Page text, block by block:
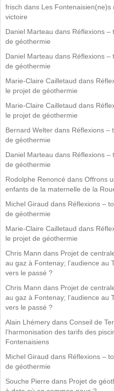
frisch dans Les
victoire
Daniel Marteau dans Réflexions –
de géothermie
Daniel Marteau dans Réflexions –
de géothermie
Marie-Claire Cailletaud dans
le projet de géothermie
Marie-Claire Cailletaud dans
le projet de géothermie
Bernard Welter dans Réflexions –
de géothermie
Daniel Marteau dans Réflexions –
de géothermie
Rodolphe Renoncé dans Offrons
enfants de la maternelle de la
Michel Giraud dans Réflexions –
de géothermie
Marie-Claire Cailletaud dans
le projet de géothermie
Chris Mann dans Projet de
au gaz à Fontenay; l’audience au
vers le passé ?
Chris Mann dans Projet de
au gaz à Fontenay; l’audience au
vers le passé ?
Alain Lhémery dans Conseil de
l’harmonisation des tarifs des
Fontenaisiens
Michel Giraud dans Réflexions –
de géothermie
Souche Pierre dans Projet de